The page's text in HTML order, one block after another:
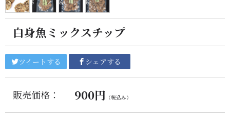
白身魚ミックスチップ
ツイートする シェアする
販売価格： 900円 （税込み）